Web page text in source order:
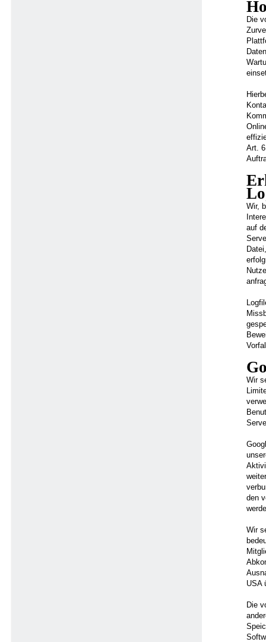
Die
Art.
Wir,
auf
Wir
den
Wir
USA
Die